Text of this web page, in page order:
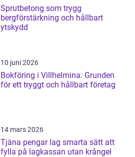
Sprutbetong som trygg
bergförstärkning och hållbart
ytskydd
10 juni 2026
Bokföring i Villhelmina: Grunden
för ett tryggt och hållbart företag
14 mars 2026
Tjäna pengar lag smarta sätt att
fylla på lagkassan utan krångel